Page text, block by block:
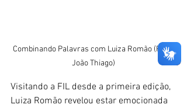
Combinando Palavras com Luiza Romão (Foto:
João Thiago)
Visitando a FIL desde a primeira edição,
Luiza Romão revelou estar emocionada